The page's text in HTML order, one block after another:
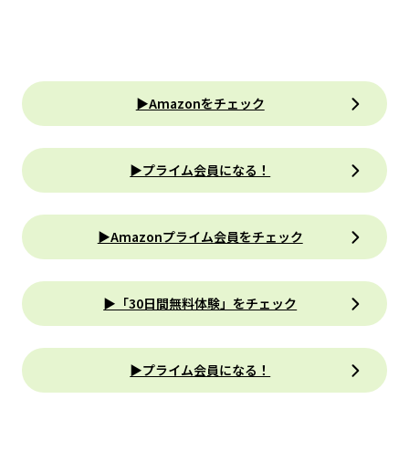
▶Amazonをチェック
▶プライム会員になる！
▶Amazonプライム会員をチェック
▶「30日間無料体験」をチェック
▶プライム会員になる！